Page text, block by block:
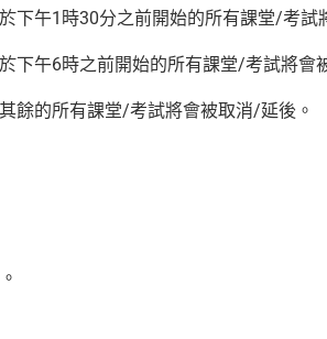
下午1時30分之前開始的所有課堂/考試
下午6時之前開始的所有課堂/考試將會
餘的所有課堂/考試將會被取消/延後。
。